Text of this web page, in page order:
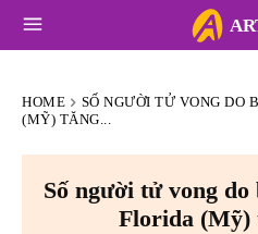
HOME
SỐ NGƯỜI TỬ VONG DO
(MỸ) TĂNG...
Số người tử vong
Florida (Mỹ)